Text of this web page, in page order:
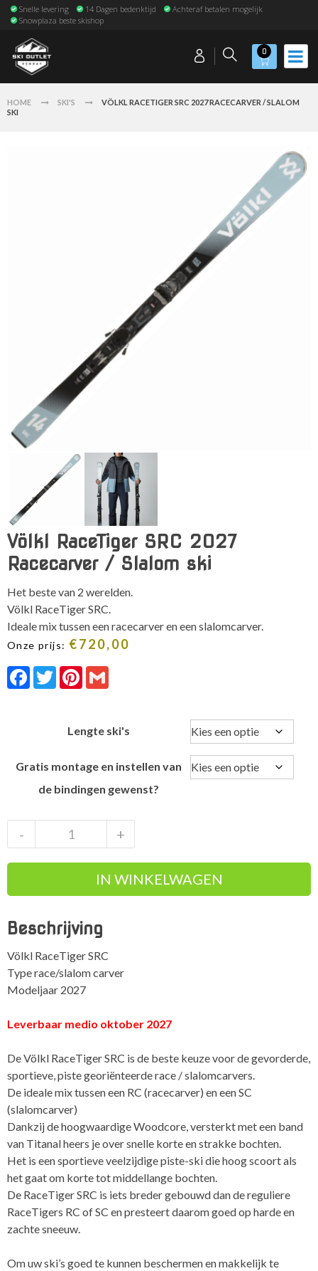
Snelle levering 14 Dagen bedenktijd
Achteraf betalen mogelijk
Snowplaza beste skishop
0
HOME SKI'S
VÖLKL RACETIGER SRC 2027 RACECARVER / SLALOM
SKI
Völkl RaceTiger SRC 2027
Racecarver / Slalom ski
Het beste van 2 werelden.
Völkl RaceTiger SRC.
Ideale mix tussen een racecarver en een slalomcarver.
Onze prijs: €720,00
Facebook
TwitterPinterest
Lengte ski's
Gratis montage en instellen van
de bindingen gewenst?
RaceTiger
SRC
Racecarver
Slalom
aantal
+
-
IN WINKELWAGEN
Beschrijving
Völkl RaceTiger SRC
Type race/slalom carver
Modeljaar 2027
Leverbaar medio oktober 2027
De Völkl RaceTiger SRC is de beste keuze voor de gevorderde,
sportieve, piste georiënteerde race / slalomcarvers.
De ideale mix tussen een RC (racecarver) en een SC
(slalomcarver)
Dankzij de hoogwaardige Woodcore, versterkt met een band
van Titanal heers je over snelle korte en strakke bochten.
Het is een sportieve veelzijdige piste-ski die hoog scoort als
het gaat om korte tot middellange bochten.
De RaceTiger SRC is iets breder gebouwd dan de reguliere
RaceTigers RC of SC en presteert daarom goed op harde en
zachte sneeuw.
Om uw ski’s goed te kunnen beschermen en makkelijk te